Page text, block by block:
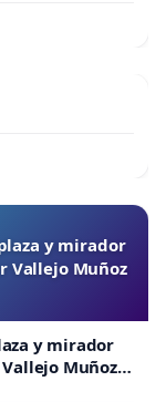
y mirador
Vallejo Muñoz
y mirador
Muñoz